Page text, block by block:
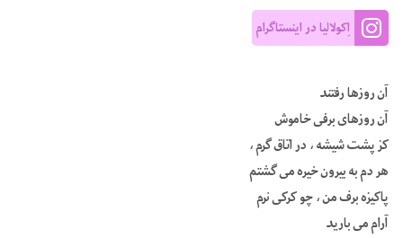
اِکولالیا در اینستاگرام
آن روزها رفتند
آن روزهای برفی خاموش
کز پشت شیشه ، در اتاق گرم ،
هر دم به بیرون خیره می گشتم
پاکیزه برف من ، چو کرکی نرم
آرام می بارید